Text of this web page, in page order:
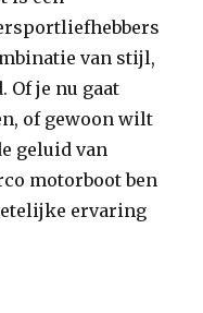
van stijl,
Of je nu gaat
of gewoon wilt
geluid van
motorboot ben
ervaring